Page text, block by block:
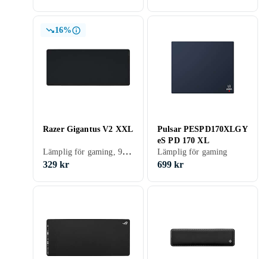
16%
Razer Gigantus V2 XXL
Lämplig för gaming, 940 mm, 410 mm
329 kr
Pulsar PESPD170XLGY
eS PD 170 XL
Lämplig för gaming
699 kr